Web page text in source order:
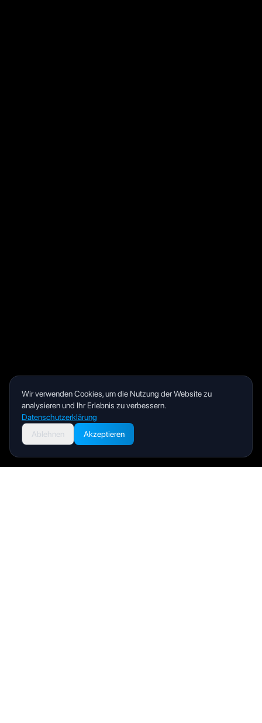
Wir verwenden Cookies, um die Nutzung der Website zu
analysieren und Ihr Erlebnis zu verbessern.
Datenschutzerklärung
Ablehnen
Akzeptieren